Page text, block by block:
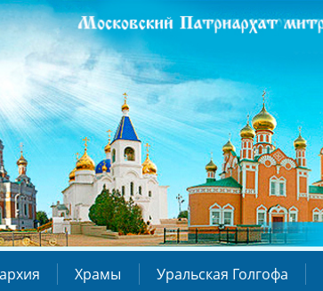
Храмы Уральская Голгофа